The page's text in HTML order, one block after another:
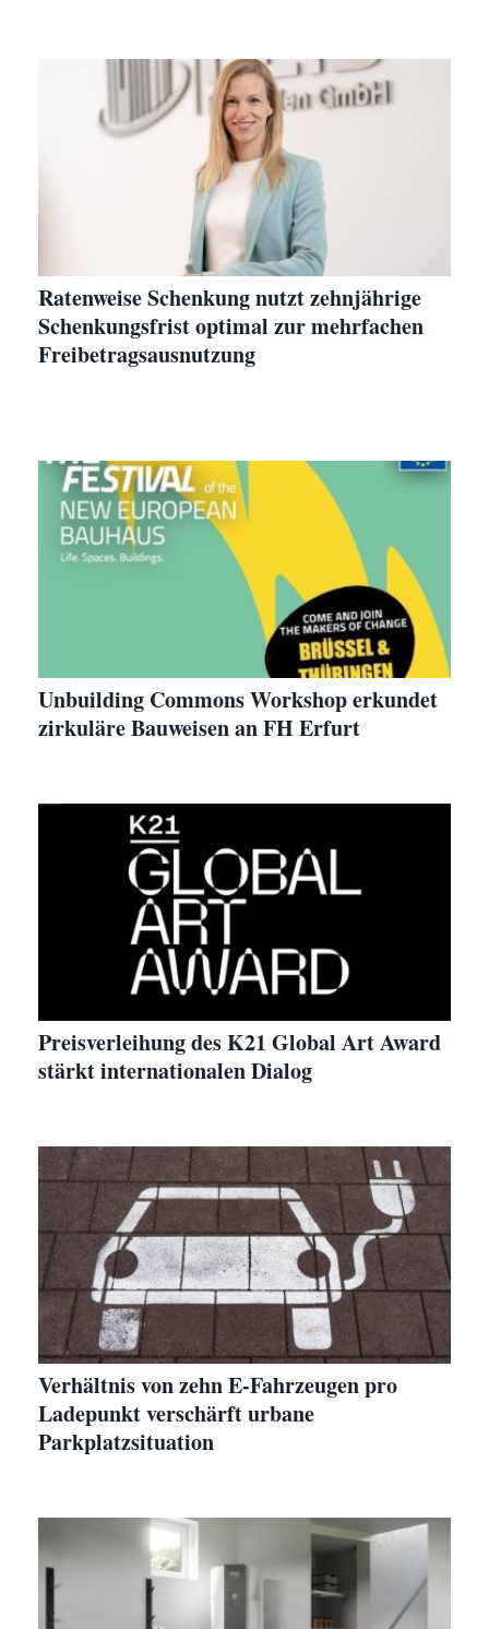
Ratenweise Schenkung nutzt zehnjährige
Schenkungsfrist optimal zur mehrfachen
Freibetragsausnutzung
Unbuilding Commons Workshop erkundet
zirkuläre Bauweisen an FH Erfurt
Preisverleihung des K21 Global Art Award
stärkt internationalen Dialog
Verhältnis von zehn E-Fahrzeugen pro
Ladepunkt verschärft urbane
Parkplatzsituation